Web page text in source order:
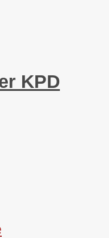
KPD